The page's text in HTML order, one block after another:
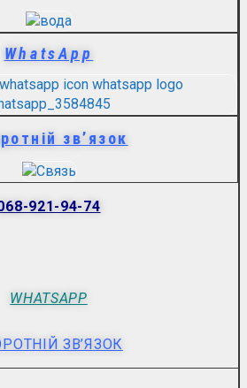
WhatsApp
зв’язок
921-94-74
WHATSAPP
ЗВ’ЯЗОК